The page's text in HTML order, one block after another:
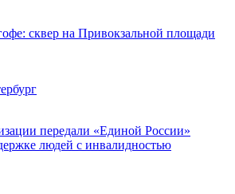
сквер на Привокзальной площади
передали «Единой России»
людей с инвалидностью